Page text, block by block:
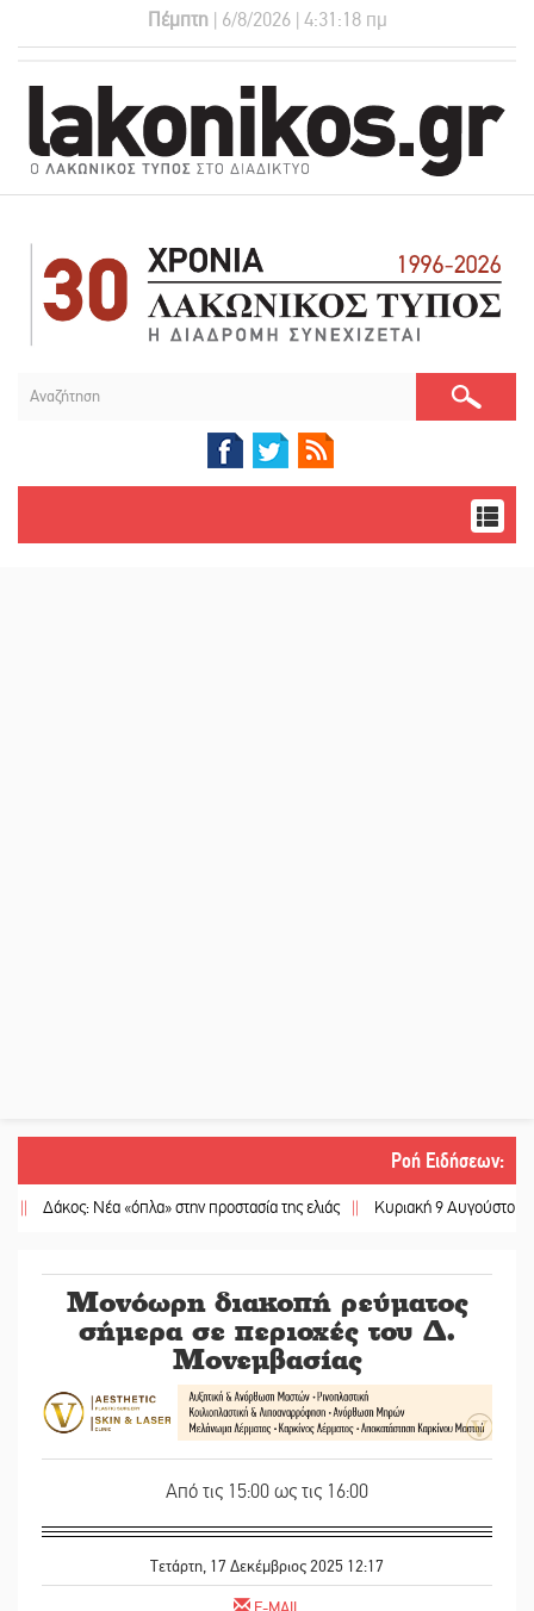
Πέμπτη | 6/8/2026 | 4:31:19 πμ
Ροή Ειδήσεων:
Νέα «όπλα» στην προστασία της ελιάς || Κυριακή 9 Αυγούστου:
Μονόωρη διακοπή ρεύματος
σήμερα σε περιοχές του Δ.
Μονεμβασίας
Από τις 15:00 ως τις 16:00
Τετάρτη, 17 Δεκέμβριος 2025 12:17